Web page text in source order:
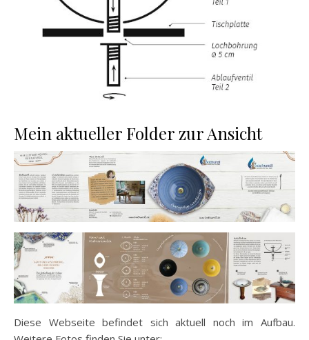
Mein aktueller Folder zur Ansicht
Diese Webseite befindet sich aktuell noch im Aufbau.